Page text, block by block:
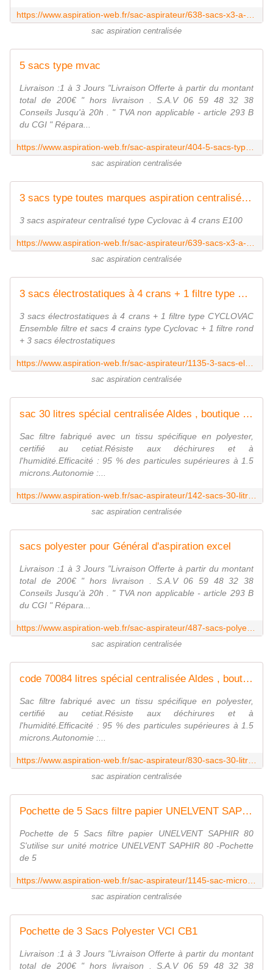
sac aspiration centralisée
5 sacs type mvac
Livraison :1 à 3 Jours "Livraison Offerte à partir du montant
total de 200€ " hors livraison . S.A.V 06 59 48 32 38
Conseils Jusqu'à 20h . " TVA non applicable - article 293 B
du CGI " Répara...
sac aspiration centralisée
3 sacs type toutes marques aspiration centralisée pour centrale accroche à 4 crans
3 sacs aspirateur centralisé type Cyclovac à 4 crans E100
sac aspiration centralisée
3 sacs électrostatiques à 4 crans + 1 filtre type CYCLOVAC
3 sacs électrostatiques à 4 crans + 1 filtre type CYCLOVAC
Ensemble filtre et sacs 4 crains type Cyclovac + 1 filtre rond
+ 3 sacs électrostatiques
sac aspiration centralisée
sac 30 litres spécial centralisée Aldes , boutique aspiration-web.fr
Sac filtre fabriqué avec un tissu spécifique en polyester,
certifié au cetiat.Résiste aux déchirures et à
l'humidité.Efficacité : 95 % des particules supérieures à 1.5
microns.Autonomie :...
sac aspiration centralisée
sacs polyester pour Général d'aspiration excel
Livraison :1 à 3 Jours "Livraison Offerte à partir du montant
total de 200€ " hors livraison . S.A.V 06 59 48 32 38
Conseils Jusqu'à 20h . " TVA non applicable - article 293 B
du CGI " Répara...
sac aspiration centralisée
code 70084 litres spécial centralisée Aldes , boutique aspiration-web.fr
Sac filtre fabriqué avec un tissu spécifique en polyester,
certifié au cetiat.Résiste aux déchirures et à
l'humidité.Efficacité : 95 % des particules supérieures à 1.5
microns.Autonomie :...
sac aspiration centralisée
Pochette de 5 Sacs filtre papier UNELVENT SAPHIR 80
Pochette de 5 Sacs filtre papier UNELVENT SAPHIR 80
S'utilise sur unité motrice UNELVENT SAPHIR 80 -Pochette
de 5
sac aspiration centralisée
Pochette de 3 Sacs Polyester VCI CB1
Livraison :1 à 3 Jours "Livraison Offerte à partir du montant
total de 200€ " hors livraison . S.A.V 06 59 48 32 38